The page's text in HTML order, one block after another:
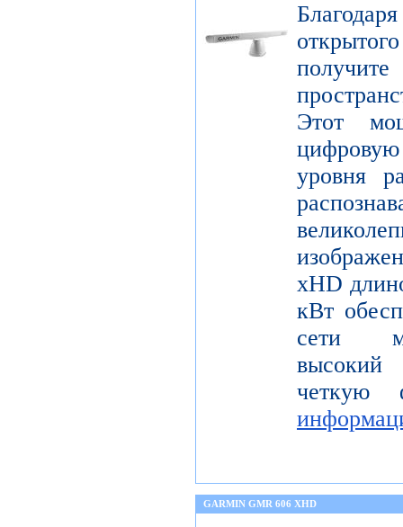
Этот
уровня
xHD
кВт
сети
высокий
четкую
GARMIN GMR 606 XHD